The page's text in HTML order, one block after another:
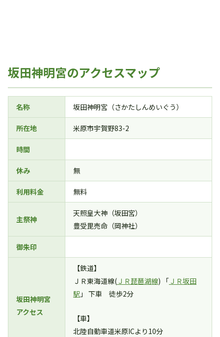
坂田神明宮のアクセスマップ
名称 坂田神明宮（さかたしんめいぐう）
所在地 米原市宇賀野83-2
時間
休み 無
利用料金 無料
主祭神
天照皇大神（坂田宮）
豊受毘売命（岡神社）
御朱印
坂田神明宮
アクセス
【鉄道】
ＪＲ東海道線( ＪＲ琵琶湖線) 「 ＪＲ坂田
駅 」 下車 徒歩2分
【車】
北陸自動車道米原ICより10分